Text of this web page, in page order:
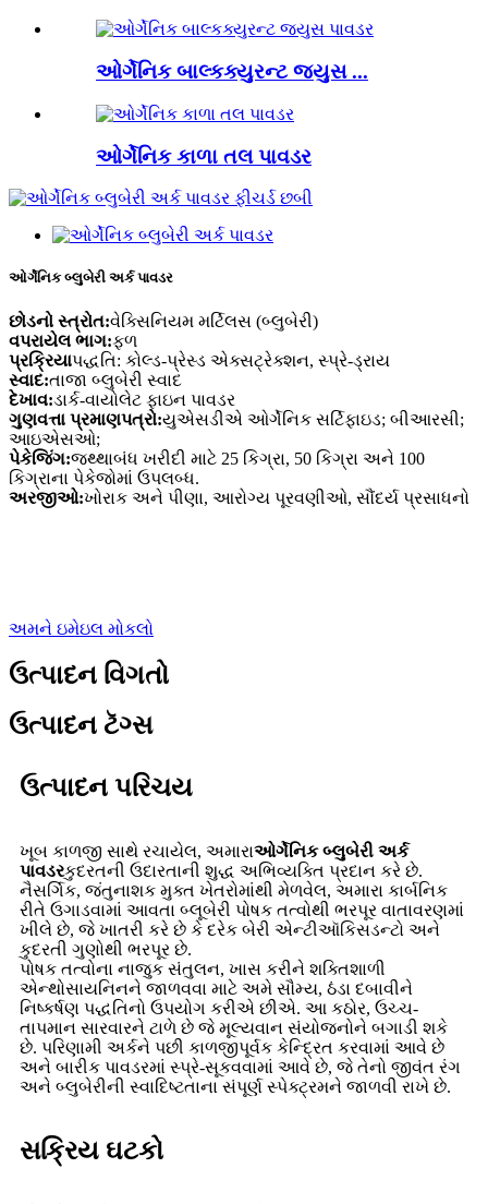
ઓર્ગેનિક બાલ્કક્યુરન્ટ જ્યુસ ...
ઓર્ગેનિક કાળા તલ પાવડર
ઓર્ગેનિક બ્લુબેરી અર્ક પાવડર
છોડનો સ્ત્રોત:વેક્સિનિયમ મર્ટિલસ (બ્લુબેરી)
વપરાયેલ ભાગ:ફળ
પ્રક્રિયાપદ્ધતિ: કોલ્ડ-પ્રેસ્ડ એક્સટ્રેક્શન, સ્પ્રે-ડ્રાય
સ્વાદ:તાજા બ્લુબેરી સ્વાદ
દેખાવ:ડાર્ક-વાયોલેટ ફાઇન પાવડર
ગુણવત્તા પ્રમાણપત્રો:યુએસડીએ ઓર્ગેનિક સર્ટિફાઇડ; બીઆરસી;
આઇએસઓ;
પેકેજિંગ:જથ્થાબંધ ખરીદી માટે 25 કિગ્રા, 50 કિગ્રા અને 100
કિગ્રાના પેકેજોમાં ઉપલબ્ધ.
અરજીઓ:ખોરાક અને પીણા, આરોગ્ય પૂરવણીઓ, સૌંદર્ય પ્રસાધનો
અમને ઇમેઇલ મોકલો
ઉત્પાદન વિગતો
ઉત્પાદન ટૅગ્સ
ઉત્પાદન પરિચય
ખૂબ કાળજી સાથે રચાયેલ, અમારાઓર્ગેનિક બ્લુબેરી અર્ક
પાવડરકુદરતની ઉદારતાની શુદ્ધ અભિવ્યક્તિ પ્રદાન કરે છે.
નૈસર્ગિક, જંતુનાશક મુક્ત ખેતરોમાંથી મેળવેલ, અમારા કાર્બનિક
રીતે ઉગાડવામાં આવતા બ્લૂબેરી પોષક તત્વોથી ભરપૂર વાતાવરણમાં
ખીલે છે, જે ખાતરી કરે છે કે દરેક બેરી એન્ટીઑકિસડન્ટો અને
કુદરતી ગુણોથી ભરપૂર છે.
પોષક તત્વોના નાજુક સંતુલન, ખાસ કરીને શક્તિશાળી
એન્થોસાયનિનને જાળવવા માટે અમે સૌમ્ય, ઠંડા દબાવીને
નિષ્કર્ષણ પદ્ધતિનો ઉપયોગ કરીએ છીએ. આ કઠોર, ઉચ્ચ-
તાપમાન સારવારને ટાળે છે જે મૂલ્યવાન સંયોજનોને બગાડી શકે
છે. પરિણામી અર્કને પછી કાળજીપૂર્વક કેન્દ્રિત કરવામાં આવે છે
અને બારીક પાવડરમાં સ્પ્રે-સૂકવવામાં આવે છે, જે તેનો જીવંત રંગ
અને બ્લુબેરીની સ્વાદિષ્ટતાના સંપૂર્ણ સ્પેક્ટ્રમને જાળવી રાખે છે.
સક્રિય ઘટકો